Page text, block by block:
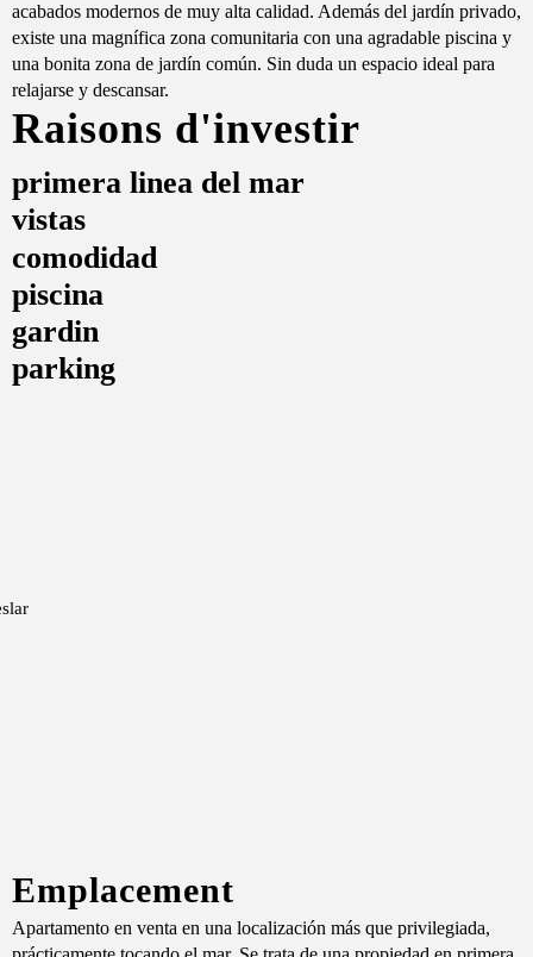
acabados modernos de muy alta calidad. Además del jardín privado,
existe una magnífica zona comunitaria con una agradable piscina y
una bonita zona de jardín común. Sin duda un espacio ideal para
relajarse y descansar.
Raisons d'investir
primera linea del mar
vistas
comodidad
piscina
gardin
parking
Emplacement
Apartamento en venta en una localización más que privilegiada,